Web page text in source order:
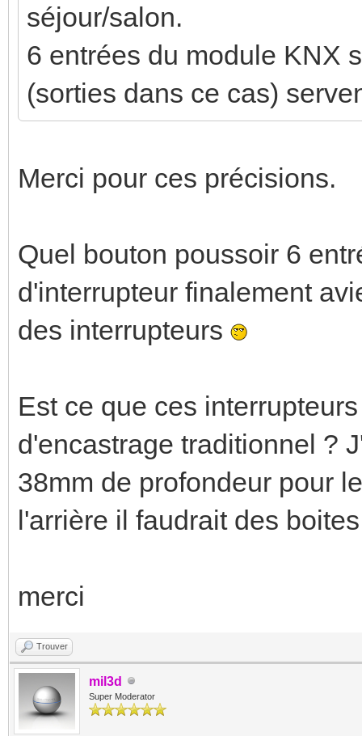
séjour/salon.
6 entrées du module KNX
(sorties dans ce cas)
Merci pour ces précisions.
Quel bouton poussoir 6
d'interrupteur finalement
des interrupteurs
Est ce que ces
d'encastrage traditionnel ?
38mm de profondeur pour
l'arrière il faudrait des
merci
Trouver
mil3d
Super Moderator